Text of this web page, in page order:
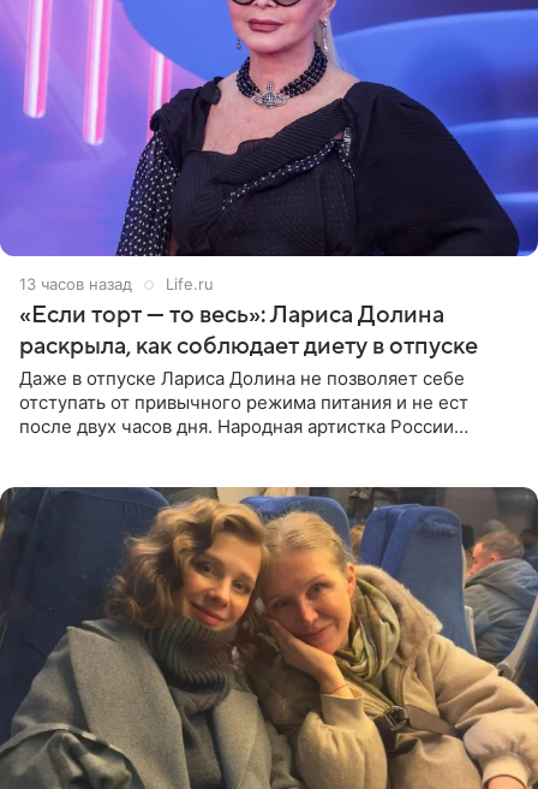
13 часов назад Life.ru
«Если торт — то весь»: Лариса Долина
раскрыла, как соблюдает диету в отпуске
Даже в отпуске Лариса Долина не позволяет себе
отступать от привычного режима питания и не ест
после двух часов дня. Народная артистка России